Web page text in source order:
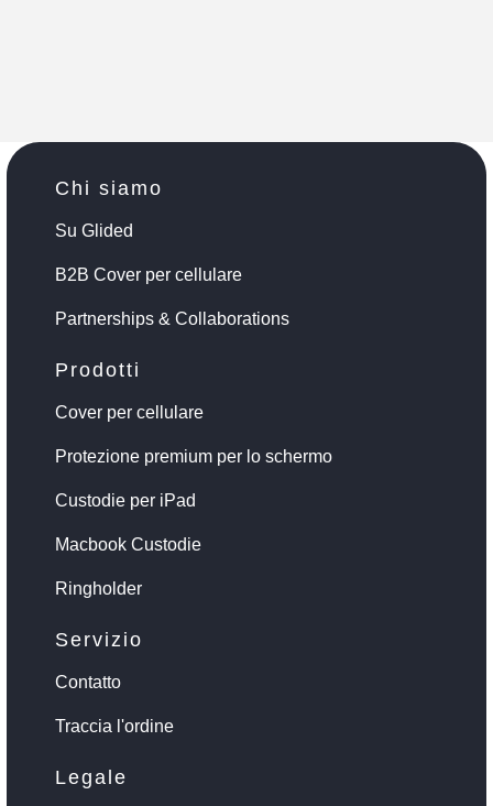
Chi siamo
Su Glided
B2B Cover per cellulare
Partnerships & Collaborations
Prodotti
Cover per cellulare
Protezione premium per lo schermo
Custodie per iPad
Macbook Custodie
Ringholder
Servizio
Contatto
Traccia l'ordine
Legale